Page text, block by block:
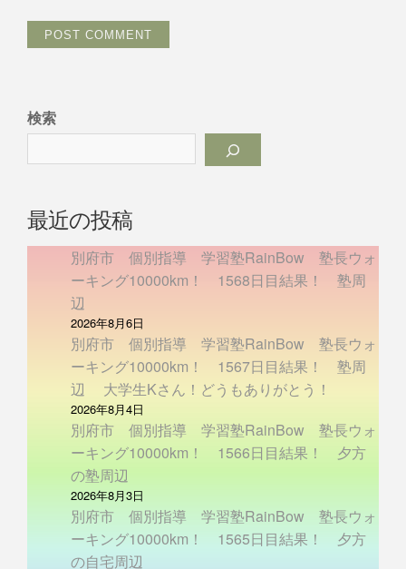
検索
最近の投稿
別府市 個別指導 学習塾RainBow 塾長ウォ
ーキング10000km！ 1568日目結果！ 塾周
辺
2026年8月6日
別府市 個別指導 学習塾RainBow 塾長ウォ
ーキング10000km！ 1567日目結果！ 塾周
辺 大学生Kさん！どうもありがとう！
2026年8月4日
別府市 個別指導 学習塾RainBow 塾長ウォ
ーキング10000km！ 1566日目結果！ 夕方
の塾周辺
2026年8月3日
別府市 個別指導 学習塾RainBow 塾長ウォ
ーキング10000km！ 1565日目結果！ 夕方
の自宅周辺